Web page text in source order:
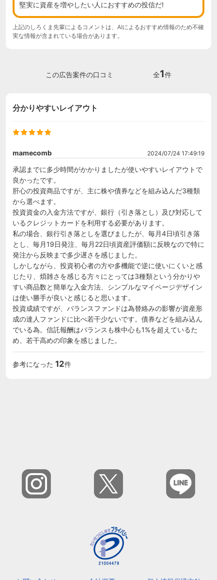
堅実に資産を増やしたい人におすすめの投信だ!
上記のしろくま先輩によるコメントは、AIによるおすすめ情報のため不確
実な情報が含まれている場合があります。
この広告案件の口コミ 全1件
分かりやすいレイアウト
mamecomb 2024/07/24 17:49:19
承認までに多少時間がかかりましたが使いやすいレイアウトで
良かったです。
肝心の投資商品ですが、主に株や債券などを組み込んだ3種類
から選べます。
投資資金の入金方法ですが、銀行（引き落とし）及び対応して
いるクレジットカードを利用する必要があります。
私の場合、銀行引き落としを選びましたが、毎月4日頃引き落
とし、毎月19日発注、毎月22日頃資産評価額に反映なので特に
発注から反映まで多少遅さを感じました。
しかしながら、投資初心者の方や多機能で逆に使いにくいと感
じたり、煩雑さを感じる方々にとっては3種類という分かりや
すい商品数と簡単な入金方法、シンプルなマイページデザイン
は使い勝手が良いと感じると思います。
投資成績ですが、バランスファンドは為替絡みの影響が資産形
成の達人ファンドに比べ若干少ないです。債券などを組み込ん
でいる為。信託報酬はバランスも株中心も1%を超えているた
め、若干高めの印象を感じました。
参考になった 12件